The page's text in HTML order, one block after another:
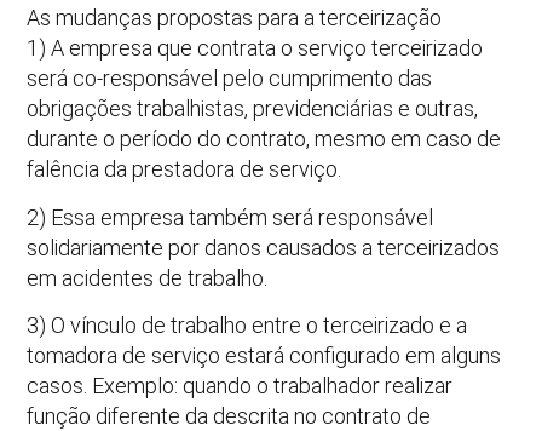
As mudanças propostas para a terceirização
1) A empresa que contrata o serviço terceirizado
será co-responsável pelo cumprimento das
obrigações trabalhistas, previdenciárias e outras,
durante o período do contrato, mesmo em caso de
falência da prestadora de serviço.
2) Essa empresa também será responsável
solidariamente por danos causados a terceirizados
em acidentes de trabalho.
3) O vínculo de trabalho entre o terceirizado e a
tomadora de serviço estará configurado em alguns
casos. Exemplo: quando o trabalhador realizar
função diferente da descrita no contrato de